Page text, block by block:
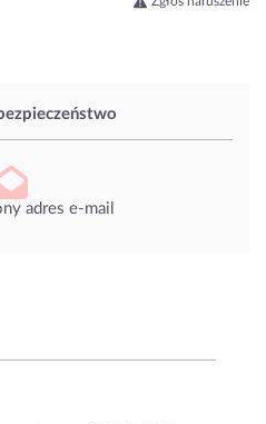
adres e-mail